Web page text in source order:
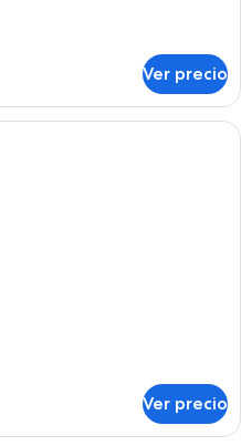
Ver precio
Una habitación con una cama, una
Ver precio